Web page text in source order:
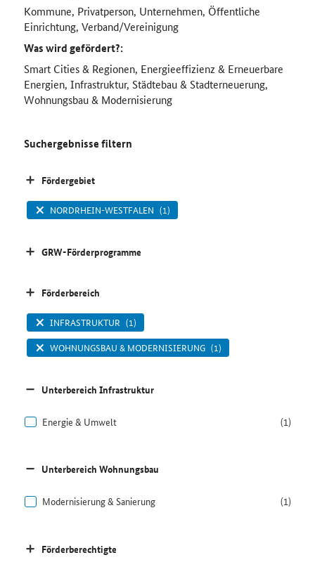
Kommune, Privatperson, Unternehmen, Öffentliche
Einrichtung, Verband/Vereinigung
Was wird gefördert?:
Smart Cities & Regionen, Energieeffizienz & Erneuerbare
Energien, Infrastruktur, Städtebau & Stadterneuerung,
Wohnungsbau & Modernisierung
Suchergebnisse filtern
Fördergebiet
NORDRHEIN-WESTFALEN (1)
GRW-Förderprogramme
Förderbereich
INFRASTRUKTUR (1)
WOHNUNGSBAU & MODERNISIERUNG (1)
Unterbereich Infrastruktur
Energie & Umwelt (1)
Unterbereich Wohnungsbau
Modernisierung & Sanierung (1)
Förderberechtigte